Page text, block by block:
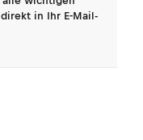
in Ihr E-Mail-